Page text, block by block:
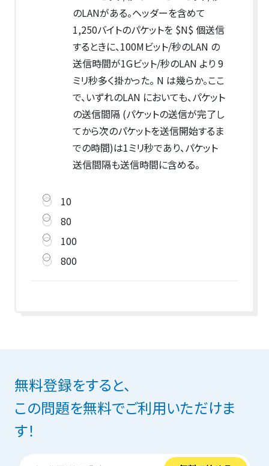
のLANがある。ヘッダーを含めて
1,250バイトのパケットを $N$ 個送信
するときに、100Mビット/秒のLAN の
送信時間が1Gビット/秒のLAN より 9
ミリ秒多く掛かった。 N は幾らか。ここ
で、いずれのLAN においても、パケット
の送信間隔 (パケットの送信が完了し
てから次のパケットを送信開始するま
での時間)は1ミリ秒であり、パケット
送信間隔も送信時間に含める。
10
80
100
800
無料登録をすると、
この問題を無料でご利用いただけま
す！